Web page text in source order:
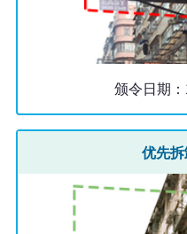
颁令日期
优先